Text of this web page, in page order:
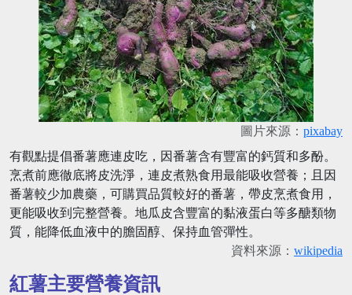
圖片來源： pixabay
有觀點提倡番薯應連皮吃，因番薯含有豐富的鈣質和多酚。
烹煮前應徹底將皮洗淨，連皮煮熟食用最能吸收營養；且因
番薯較少加農藥，可購買品質較好的番薯，帶皮烹煮食用，
更能吸收到完整營養。地瓜皮含豐富的黏液蛋白等多醣類物
質，能降低血液中的膽固醇、保持血管彈性。
資料來源： wikipedia
紅薯主要營養資訊